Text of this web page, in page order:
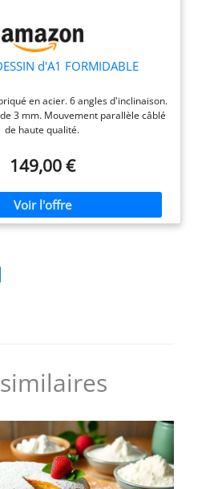
d'A1 FORMIDABLE
en acier. 6 angles d'inclinaison.
3 mm. Mouvement parallèle câblé
de haute qualité.
149,00 €